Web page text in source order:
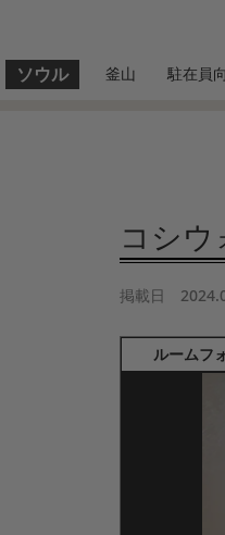
ソウル 釜山 駐在員
コシウ
掲載日
ルームフ